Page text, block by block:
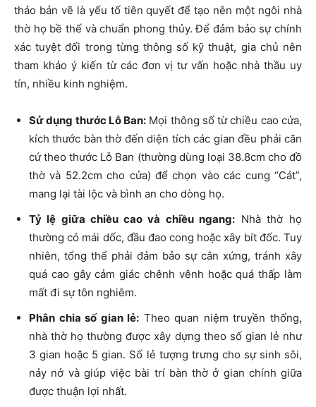
thảo bản vẽ là yếu tố tiên quyết để tạo nên một ngôi nhà
thờ họ bề thế và chuẩn phong thủy. Để đảm bảo sự chính
xác tuyệt đối trong từng thông số kỹ thuật, gia chủ nên
tham khảo ý kiến từ các đơn vị tư vấn hoặc nhà thầu uy
tín, nhiều kinh nghiệm.
Sử dụng thước Lỗ Ban: Mọi thông số từ chiều cao cửa,
kích thước bàn thờ đến diện tích các gian đều phải căn
cứ theo thước Lỗ Ban (thường dùng loại 38.8cm cho đồ
thờ và 52.2cm cho cửa) để chọn vào các cung “Cát”,
mang lại tài lộc và bình an cho dòng họ.
Tỷ lệ giữa chiều cao và chiều ngang: Nhà thờ họ
thường có mái dốc, đầu đao cong hoặc xây bít đốc. Tuy
nhiên, tổng thể phải đảm bảo sự cân xứng, tránh xây
quá cao gây cảm giác chênh vênh hoặc quá thấp làm
mất đi sự tôn nghiêm.
Phân chia số gian lẻ: Theo quan niệm truyền thống,
nhà thờ họ thường được xây dựng theo số gian lẻ như
3 gian hoặc 5 gian. Số lẻ tượng trưng cho sự sinh sôi,
nảy nở và giúp việc bài trí bàn thờ ở gian chính giữa
được thuận lợi nhất.